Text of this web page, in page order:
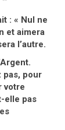
: « Nul ne
et aimera
l’autre.
pas, pour
votre
elle pas